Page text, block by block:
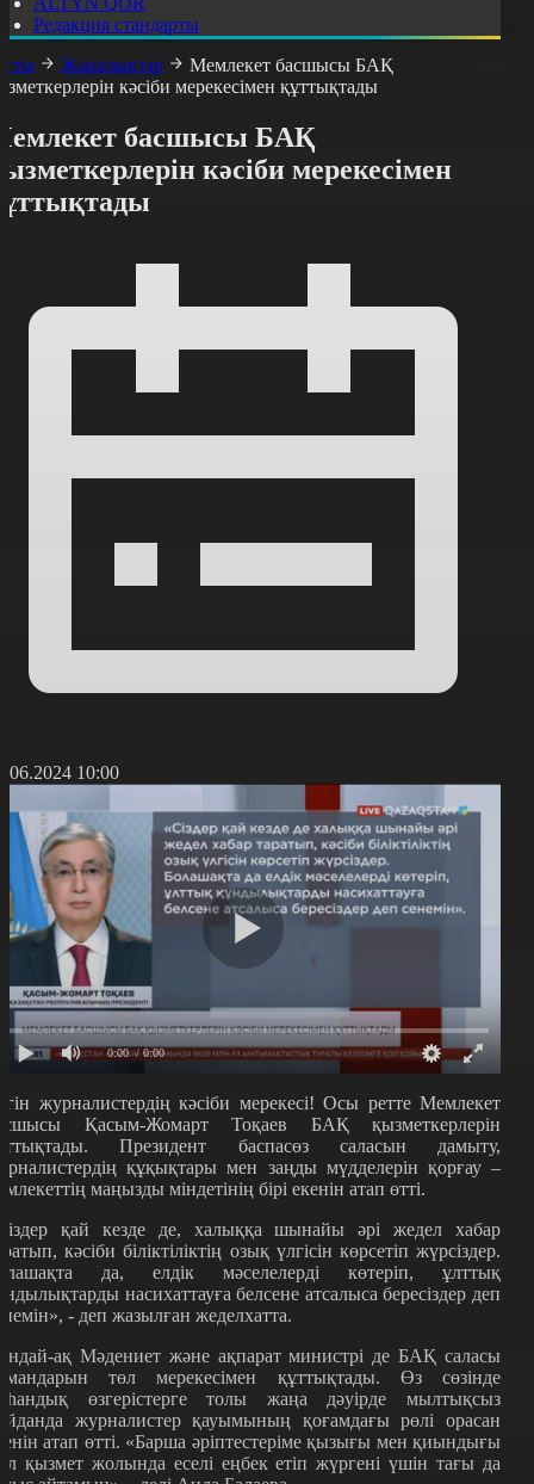
Редакция стандарты
Жаңалықтар
Мемлекет басшысы БАҚ
кәсіби мерекесімен құттықтады
басшысы БАҚ
кәсіби мерекесімен
10:00
0:00 / 0:00
журналистердің кәсіби мерекесі! Осы ретте Мемлекет
Қасым-Жомарт Тоқаев БАҚ қызметкерлерін
Президент баспасөз саласын дамыту,
құқықтары мен заңды мүдделерін қорғау –
маңызды міндетінің бірі екенін атап өтті.
қай кезде де, халыққа шынайы әрі жедел хабар
кәсіби біліктіліктің озық үлгісін көрсетіп жүрсіздер.
да, елдік мәселелерді көтеріп, ұлттық
насихаттауға белсене атсалыса бересіздер деп
- деп жазылған жеделхатта.
ақ Мәдениет және ақпарат министрі де БАҚ саласы
төл мерекесімен құттықтады. Өз сөзінде
өзгерістерге толы жаңа дәуірде мылтықсыз
журналистер қауымының қоғамдағы рөлі орасан
атап өтті. «Барша әріптестеріме қызығы мен қиындығы
қызмет жолында еселі еңбек етіп жүргені үшін тағы да